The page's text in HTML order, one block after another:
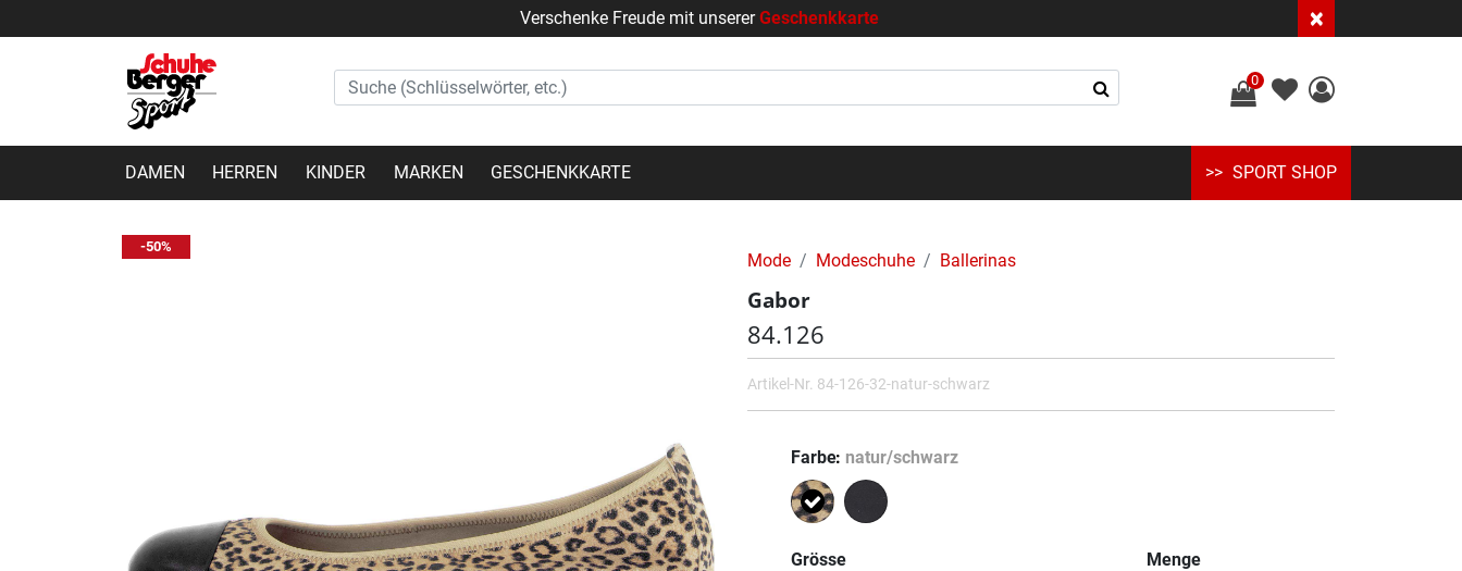
Verschenke Freude mit unsererGeschenkkarte ×
0
DAMEN HERREN KINDER MARKEN GESCHENKKARTE SPORT SHOP
-50%
Mode Modeschuhe Ballerinas
Gabor
84.126
Artikel-Nr. 84-126-32-natur-schwarz
Farbe natur/schwarz
Grösse
Menge